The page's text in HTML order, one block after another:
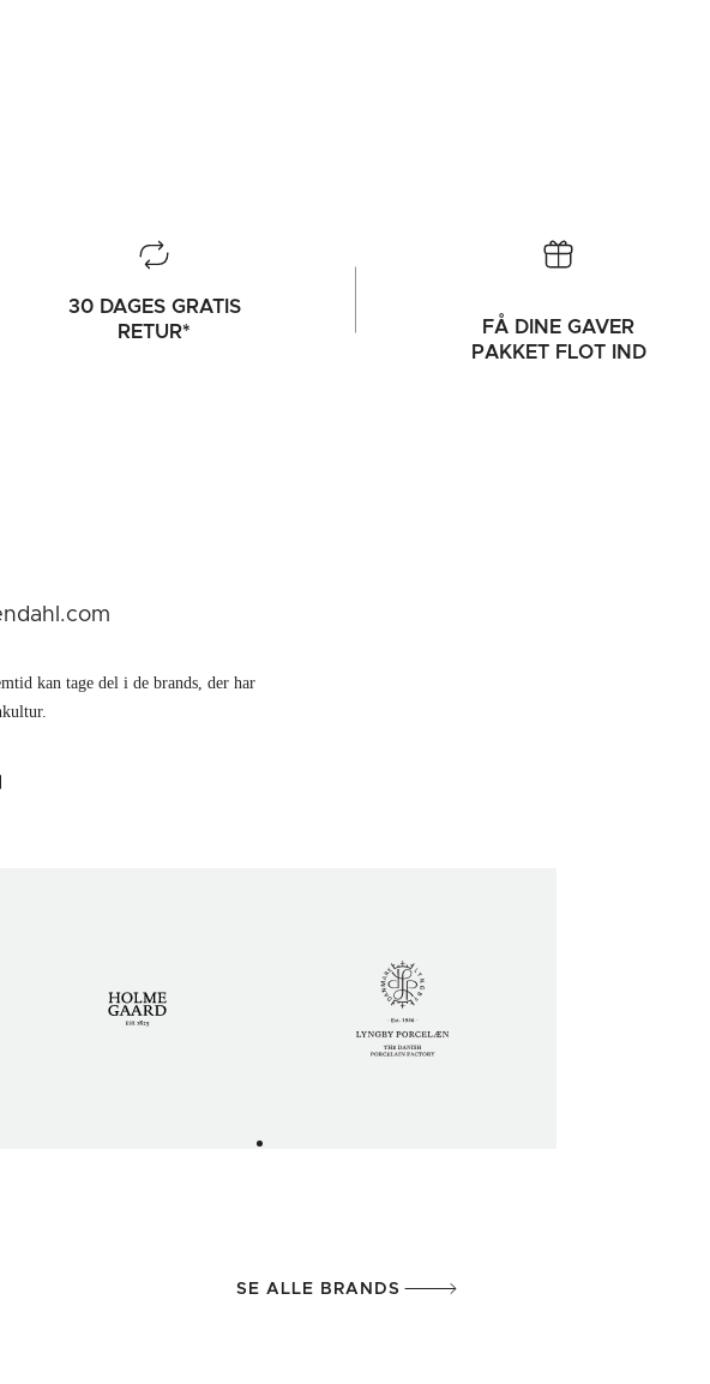
30 DAGES GRATIS
RETUR*
FÅ DINE GAVER
PAKKET FLOT IND
kan tage del i de brands, der har
SE ALLE BRANDS